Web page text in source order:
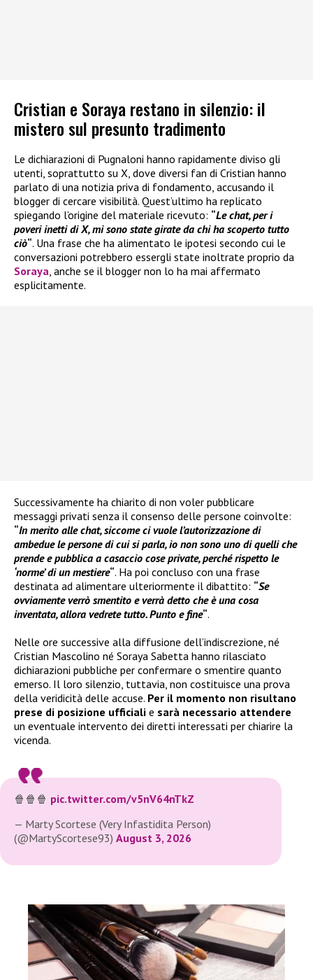
Cristian e Soraya restano in silenzio: il
mistero sul presunto tradimento
Le dichiarazioni di Pugnaloni hanno rapidamente diviso gli
utenti, soprattutto su X, dove diversi fan di Cristian hanno
parlato di una notizia priva di fondamento, accusando il
blogger di cercare visibilità. Quest’ultimo ha replicato
spiegando l’origine del materiale ricevuto: “Le chat, per i
poveri inetti di X, mi sono state girate da chi ha scoperto tutto
ciò“. Una frase che ha alimentato le ipotesi secondo cui le
conversazioni potrebbero essergli state inoltrate proprio da
Soraya , anche se il blogger non lo ha mai affermato
esplicitamente.
Successivamente ha chiarito di non voler pubblicare
messaggi privati senza il consenso delle persone coinvolte:
“In merito alle chat, siccome ci vuole l’autorizzazione di
ambedue le persone di cui si parla, io non sono uno di quelli che
prende e pubblica a casaccio cose private, perché rispetto le
‘norme’ di un mestiere“. Ha poi concluso con una frase
destinata ad alimentare ulteriormente il dibattito: “Se
ovviamente verrò smentito e verrà detto che è una cosa
inventata, allora vedrete tutto. Punto e fine“.
Nelle ore successive alla diffusione dell’indiscrezione, né
Cristian Mascolino né Soraya Sabetta hanno rilasciato
dichiarazioni pubbliche per confermare o smentire quanto
emerso. Il loro silenzio, tuttavia, non costituisce una prova
della veridicità delle accuse. Per il momento non risultano
prese di posizione ufficiali e sarà necessario attendere
un eventuale intervento dei diretti interessati per chiarire la
vicenda.
🍿🍿🍿 pic.twitter.com/v5nV64nTkZ
— Marty Scortese (Very Infastidita Person)
(@MartyScortese93) August 3, 2026